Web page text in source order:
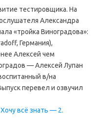
тестировщика. На
Александра
«тройка Виноградова»:
Германия),
Алексей чем
— Алексей Лупан
в/на
перевел и озвучил
всё знать — 2.